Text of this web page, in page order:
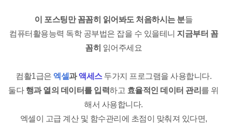
이 포스팅만 꼼꼼히 읽어봐도 처음하시는 분들
컴퓨터활용능력 독학 공부법은 잡을 수 있을테니 지금부터 꼼
꼼히 읽어주세요
컴활1급은 엑셀과액세스두가지 프로그램을 사용합니다.
둘다 행과 열의 데이터를 입력하고 효율적인 데이터 관리 를 위
해서 사용합니다.
엑셀이 고급 계산 및 함수관리에 초점이 맞춰져 있다면,